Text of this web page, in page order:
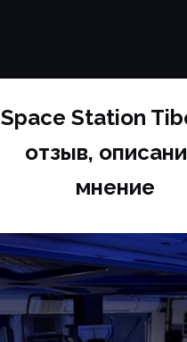
Space Station
отзыв,
мнение